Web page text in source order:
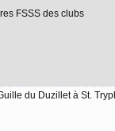
FSSS des clubs
du Duzillet à St.